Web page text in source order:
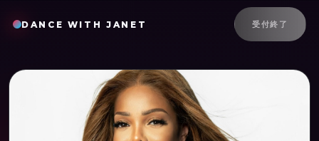
DANCE WITH JANET 受付終了